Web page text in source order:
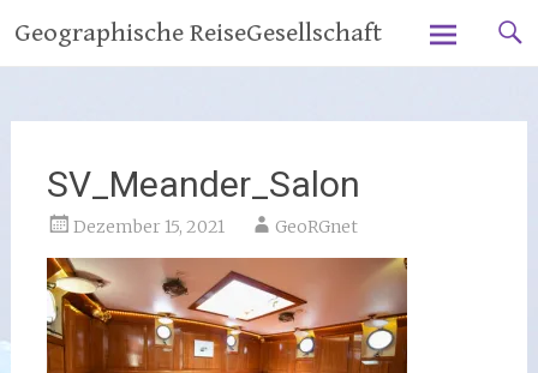
Inhalt
springen
Geographische ReiseGesellschaft
SV_Meander_Salon
Dezember 15, 2021 GeoRGnet